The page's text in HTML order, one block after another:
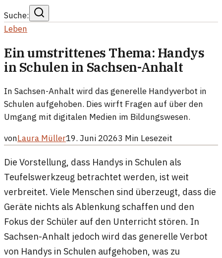
Suche:
Leben
Ein umstrittenes Thema: Handys
in Schulen in Sachsen-Anhalt
In Sachsen-Anhalt wird das generelle Handyverbot in
Schulen aufgehoben. Dies wirft Fragen auf über den
Umgang mit digitalen Medien im Bildungswesen.
vonLaura Müller19. Juni 20263 Min Lesezeit
Die Vorstellung, dass Handys in Schulen als
Teufelswerkzeug betrachtet werden, ist weit
verbreitet. Viele Menschen sind überzeugt, dass die
Geräte nichts als Ablenkung schaffen und den
Fokus der Schüler auf den Unterricht stören. In
Sachsen-Anhalt jedoch wird das generelle Verbot
von Handys in Schulen aufgehoben, was zu